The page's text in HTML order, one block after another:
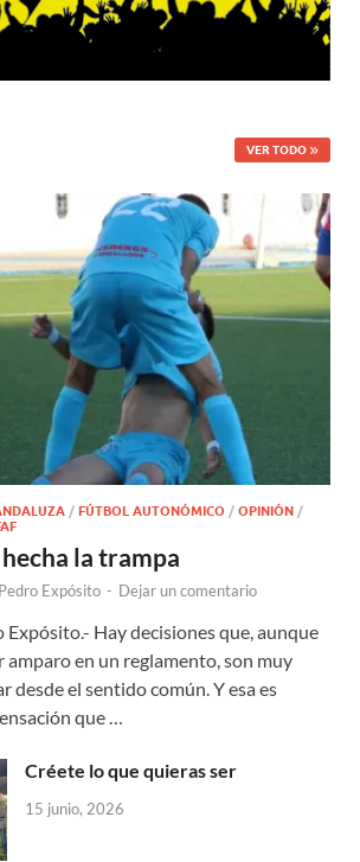
VER TODO
/ FÚTBOL AUTONÓMICO / OPINIÓN /
la trampa
Pedro Expósito - Dejar un comentario
Hay decisiones que, aunque
amparo en un reglamento, son muy
desde el sentido común. Y esa es
que …
Créete lo que quieras ser
15 junio, 2026